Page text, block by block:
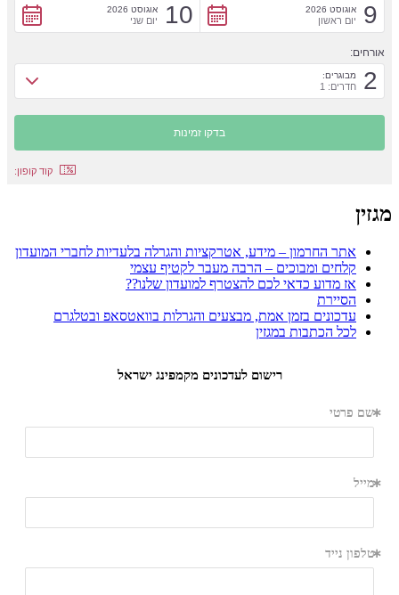
9 אוגוסט 2026
יום ראשון 10 אוגוסט 2026
יום שני
אורחים:
2 מבוגרים:
חדרים: 1
קוד קופון:
מגזין
אתר החרמון – מידע, אטרקציות והגרלה בלעדיות לחברי המועדון
קלחים ומבוכים – הרבה מעבר לקטיף עצמי
אז מדוע כדאי לכם להצטרף למועדון שלנו??
הסיירת
עדכונים בזמן אמת, מבצעים והגרלות בוואטסאפ ובטלגרם
לכל הכתבות במגזין